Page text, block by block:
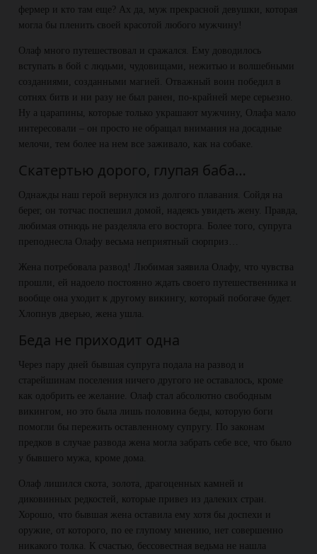
фермер и кто там еще? Ах да, муж прекрасной девушки, которая
могла бы пленить своей красотой любого мужчину!
Олаф много путешествовал и сражался. Ему доводилось
вступать в бой с людьми, чудовищами, нежитью и волшебными
созданиями, созданными магией. Отважный воин победил в
сотнях битв и ни разу не был ранен, по-крайней мере серьезно.
Ну а царапины, которые только украшают мужчину, Олафа мало
интересовали – он просто не обращал внимания на досадные
мелочи, тем более на нем все заживало, как на собаке.
Скатертью дорого, глупая баба…
Однажды наш герой вернулся из долгого плавания. Сойдя на
берег, он тотчас поспешил домой, надеясь увидеть жену. Правда,
любимая отнюдь не разделяла его восторга. Более того, супруга
преподнесла Олафу весьма неприятный сюрприз…
Жена потребовала развод! Любимая заявила Олафу, что чувства
прошли, ей надоело постоянно ждать своего путешественника и
вообще она уходит к другому викингу, который побогаче будет.
Хлопнув дверью, жена ушла.
Беда не приходит одна
Через пару дней бывшая супруга подала на развод и
старейшинам поселения ничего другого не оставалось, кроме
как одобрить ее желание. Олаф стал абсолютно свободным
викингом, но это была лишь половина беды, которую боги
помогли бы пережить оставленному супругу. По законам
предков в случае развода жена могла забрать себе все, что было
у бывшего мужа, кроме дома.
Олаф лишился скота, золота, драгоценных камней и
диковинных редкостей, которые привез из далеких стран.
Хорошо, что бывшая жена оставила ему хотя бы доспехи и
оружие, от которого, по ее глупому мнению, нет совершенно
никакого толка. К счастью, бессовестная ведьма не нашла